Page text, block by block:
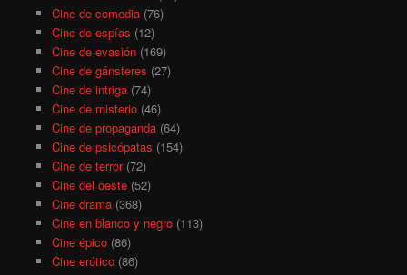
Cine de comedia(76)
Cine de espías (12)
Cine de evasión(169)
Cine de gánsteres (27)
Cine de intriga(74)
Cine de misterio(46)
Cine de propaganda(64)
Cine de psicópatas (154)
Cine de terror(72)
Cine del oeste(52)
Cine drama(368)
Cine en blanco y negro(113)
Cine épico(86)
Cine erótico(86)